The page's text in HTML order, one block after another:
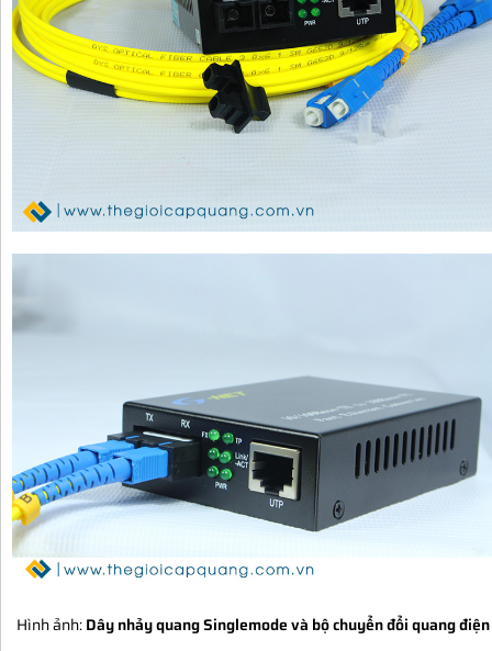
Hình ảnh:Dây nhảy quang Singlemode và bộ chuyển đổi quang điện